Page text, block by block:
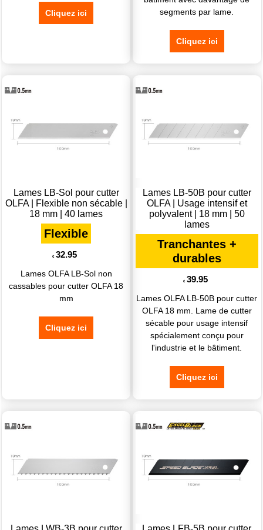
Cliquez ici
segments par lame.
Cliquez ici
Lames LB-Sol pour cutter
OLFA | Flexible non sécable |
18 mm | 40 lames
Flexible
€ 32.95
Lames OLFA LB-Sol non
cassables pour cutter OLFA 18
mm
Cliquez ici
Lames LB-50B pour cutter
OLFA | Usage intensif et
polyvalent | 18 mm | 50
lames
Tranchantes +
durables
€ 39.95
Lames OLFA LB-50B pour cutter
OLFA 18 mm. Lame de cutter
sécable pour usage intensif
spécialement conçu pour
l'industrie et le bâtiment.
Cliquez ici